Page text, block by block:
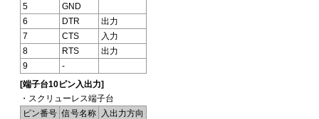
5
GND
6
DTR
出力
7
CTS
入力
8
RTS
出力
9
-
[端子台10ピン入出力]
・スクリューレス端子台
ピン番号 信号名称
入出力方向